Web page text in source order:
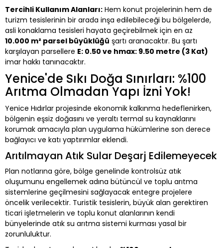
Tercihli Kullanım Alanları: Hem konut projelerinin hem de
turizm tesislerinin bir arada inşa edilebileceği bu bölgelerde,
asli konaklama tesisleri hayata geçirebilmek için en az
10.000 m² parsel büyüklüğü şartı aranacaktır. Bu şartı
karşılayan parsellere E: 0.50 ve hmax: 9.50 metre (3 Kat)
imar hakkı tanınacaktır.
Yenice'de Sıkı Doğa Sınırları: %100
Arıtma Olmadan Yapı İzni Yok!
Yenice Hıdırlar projesinde ekonomik kalkınma hedeflenirken,
bölgenin eşsiz doğasını ve yeraltı termal su kaynaklarını
korumak amacıyla plan uygulama hükümlerine son derece
bağlayıcı ve katı yaptırımlar eklendi.
Arıtılmayan Atık Sular Deşarj Edilemeyecek
Plan notlarına göre, bölge genelinde kontrolsüz atık
oluşumunu engellemek adına bütüncül ve toplu arıtma
sistemlerine geçilmesini sağlayacak entegre projelere
öncelik verilecektir. Turistik tesislerin, büyük alan gerektiren
ticari işletmelerin ve toplu konut alanlarının kendi
bünyelerinde atık su arıtma sistemi kurması yasal bir
zorunluluktur.